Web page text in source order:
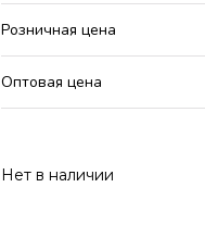
Розничная цена
Оптовая цена
Нет в наличии